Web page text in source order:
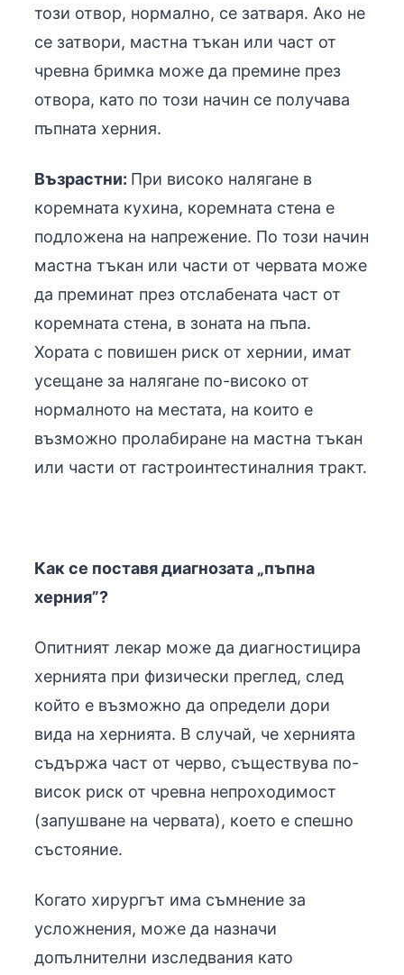
този отвор, нормално, се затваря. Ако не
се затвори, мастна тъкан или част от
чревна бримка може да премине през
отвора, като по този начин се получава
пъпната херния.
Възрастни: При високо налягане в
коремната кухина, коремната стена е
подложена на напрежение. По този начин
мастна тъкан или части от червата може
да преминат през отслабената част от
коремната стена, в зоната на пъпа.
Хората с повишен риск от хернии, имат
усещане за налягане по-високо от
нормалното на местата, на които е
възможно пролабиране на мастна тъкан
или части от гастроинтестиналния тракт.
Как се поставя диагнозата „пъпна
херния”?
Опитният лекар може да диагностицира
хернията при физически преглед, след
който е възможно да определи дори
вида на хернията. В случай, че хернията
съдържа част от черво, съществува по-
висок риск от чревна непроходимост
(запушване на червата), което е спешно
състояние.
Когато хирургът има съмнение за
усложнения, може да назначи
допълнителни изследвания като